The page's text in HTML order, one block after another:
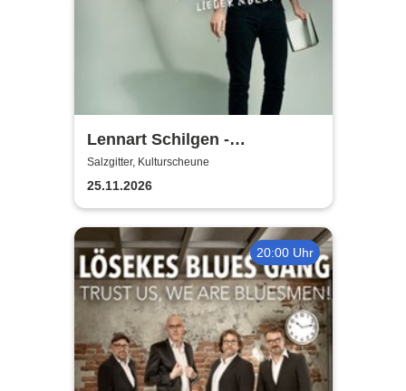
Lennart Schilgen -
Abwesenheitsnotizen
Salzgitter, Kulturscheune
25.11.2026
20:00 Uhr